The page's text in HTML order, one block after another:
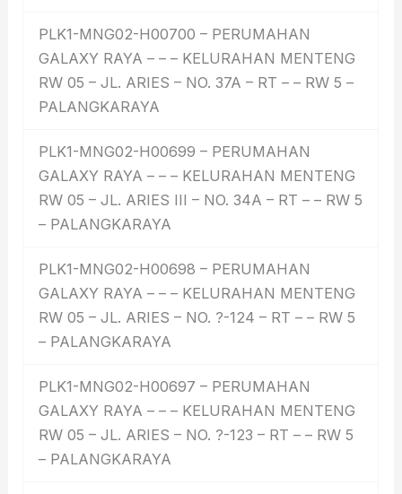
PLK1-MNG02-H00700 – PERUMAHAN
GALAXY RAYA – – – KELURAHAN MENTENG
RW 05 – JL. ARIES – NO. 37A – RT – – RW 5 –
PALANGKARAYA
PLK1-MNG02-H00699 – PERUMAHAN
GALAXY RAYA – – – KELURAHAN MENTENG
RW 05 – JL. ARIES III – NO. 34A – RT – – RW 5
– PALANGKARAYA
PLK1-MNG02-H00698 – PERUMAHAN
GALAXY RAYA – – – KELURAHAN MENTENG
RW 05 – JL. ARIES – NO. ?-124 – RT – – RW 5
– PALANGKARAYA
PLK1-MNG02-H00697 – PERUMAHAN
GALAXY RAYA – – – KELURAHAN MENTENG
RW 05 – JL. ARIES – NO. ?-123 – RT – – RW 5
– PALANGKARAYA